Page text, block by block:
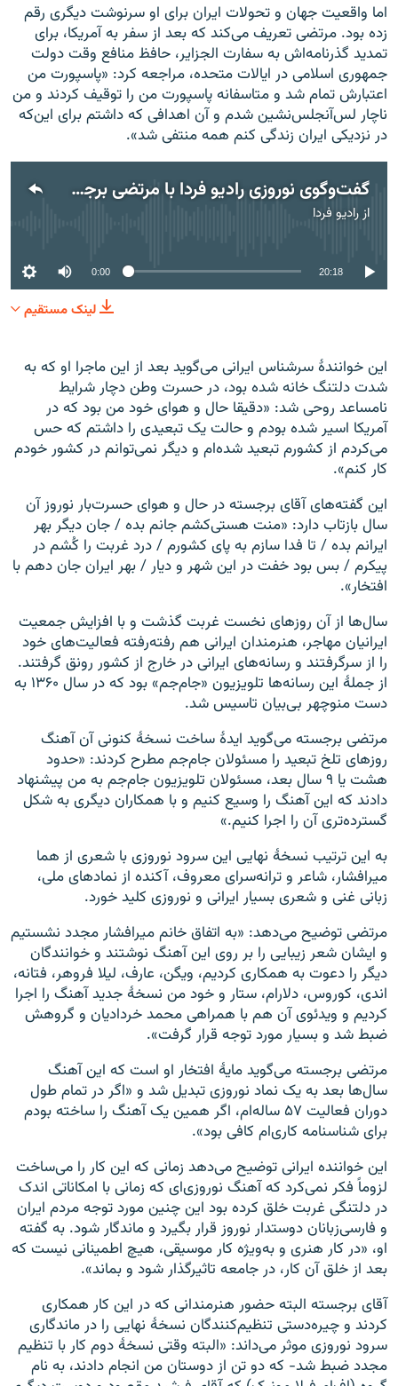
اما واقعیت جهان و تحولات ایران برای او سرنوشت دیگری رقم
زده بود. مرتضی تعریف می‌کند که بعد از سفر به آمریکا، برای
تمدید گذرنامه‌اش به سفارت الجزایر، حافظ منافع وقت دولت
جمهوری اسلامی در ایالات متحده، مراجعه کرد: «پاسپورت من
اعتبارش تمام شد و متاسفانه پاسپورت من را توقیف کردند و من
ناچار لس‌آنجلس‌نشین شدم و آن اهدافی که داشتم برای این‌که
در نزدیکی ایران زندگی کنم همه منتفی شد».
گفت‌وگوی نوروزی رادیو فردا با مرتضی برجسته
ازرادیو فردا
0:00 20:18
لینک مستقیم
این خوانندهٔ سرشناس ایرانی می‌گوید بعد از این ماجرا او که به
شدت دلتنگ خانه شده بود، در حسرت وطن دچار شرایط
نامساعد روحی شد: «دقیقا حال و هوای خود من بود که در
آمریکا اسیر شده بودم و حالت یک تبعیدی را داشتم که حس
می‌کردم از کشورم تبعید شده‌ام و دیگر نمی‌توانم در کشور خودم
کار کنم».
این گفته‌های آقای برجسته در حال و هوای حسرت‌بار نوروز آن
سال بازتاب دارد: «منت هستی‌کشم جانم بده / جان دیگر بهر
ایرانم بده / تا فدا سازم به پای کشورم / درد غربت را کُشم در
پیکرم / بس بود خفت در این شهر و دیار / بهر ایران جان دهم با
افتخار».
سال‌ها از آن روزهای نخست غربت گذشت و با افزایش جمعیت
ایرانیان مهاجر، هنرمندان ایرانی هم رفته‌رفته فعالیت‌های خود
را از سرگرفتند و رسانه‌های ایرانی در خارج از کشور رونق گرفتند.
از جملهٔ این رسانه‌ها تلویزیون «جام‌جم» بود که در سال ۱۳۶۰ به
دست منوچهر بی‌بیان تاسیس شد.
مرتضی برجسته می‌گوید ایدهٔ ساخت نسخهٔ کنونی آن آهنگ
روزهای تلخ تبعید را مسئولان جام‌جم مطرح کردند: «حدود
هشت یا ۹ سال بعد، مسئولان تلویزیون جام‌جم به من پیشنهاد
دادند که این آهنگ را وسیع کنیم و با همکاران دیگری به شکل
گسترده‌تری آن را اجرا کنیم.»
به این ترتیب نسخهٔ نهایی این سرود نوروزی با شعری از هما
میر‌افشار، شاعر و ترانه‌سرای معروف، آکنده از نمادهای ملی،
زبانی غنی و شعری بسیار ایرانی و نوروزی کلید خورد.
مرتضی توضیح می‌دهد: «به اتفاق خانم میرافشار مجدد نشستیم
و ایشان شعر زیبایی را بر روی این آهنگ نوشتند و خوانندگان
دیگر را دعوت به همکاری کردیم، ویگن، عارف، لیلا فروهر، فتانه،
اندی، کوروس، دلارام، ستار و خود من نسخهٔ جدید آهنگ را اجرا
کردیم و ویدئوی آن هم با همراهی محمد خردادیان و گروهش
ضبط شد و بسیار مورد توجه قرار گرفت».
مرتضی برجسته می‌گوید مایهٔ افتخار او است که این آهنگ
سال‌ها بعد به یک نماد نوروزی تبدیل شد و «اگر در تمام طول
دوران فعالیت ۵۷ ساله‌ام، اگر همین یک آهنگ را ساخته بودم
برای شناسنامه کاری‌ام کافی بود».
این خواننده ایرانی توضیح می‌دهد زمانی که این کار را می‌ساخت
لزوماً فکر نمی‌کرد که آهنگ نوروزی‌ای که زمانی با امکاناتی اندک
در دلتنگی غربت خلق کرده بود این چنین مورد توجه مردم ایران
و فارسی‌زبانان دوستدار نوروز قرار بگیرد و ماندگار شود. به گفته
او، «در کار هنری و به‌ویژه کار موسیقی، هیچ اطمینانی نیست که
بعد از خلق آن کار، در جامعه تاثیرگذار شود و بماند».
آقای برجسته البته حضور هنرمندانی که در این کار همکاری
کردند و چیره‌دستی تنظیم‌کنندگان نسخهٔ نهایی را در ماندگاری
سرود نوروزی موثر می‌داند: «البته وقتی نسخهٔ دوم کار با تنظیم
مجدد ضبط شد- که دو تن از دوستان من انجام دادند، به نام